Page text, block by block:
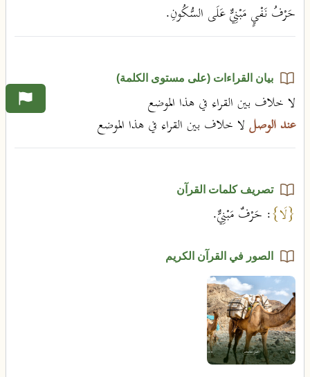
حَرْفُ نَفْيٍ مَبْنِيٌّ عَلَى السُّكُونِ.
بيان القراءات (على مستوى الكلمة)
لا خلاف بين القراء في هذا الموضع
عند الوصللا خلاف بين القراء في هذا الموضع
تصريف كلمات القرآن
{لَا}: حَرْفٌ مَبْنِيٌّ.
الصور في القرآن الكريم